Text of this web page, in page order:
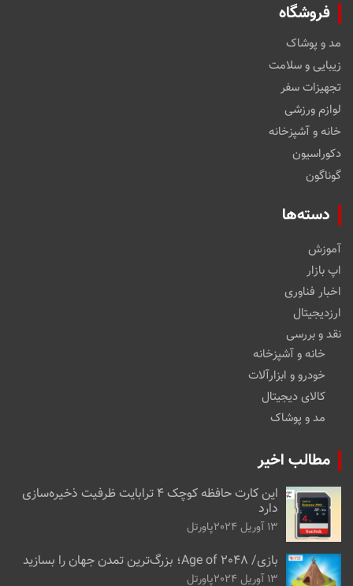
فروشگاه
مد و پوشاک
زیبایی و سلامت
تجهیزات سفر
لوازم ورزشی
خانه و آشپزخانه
دکوراسیون
گوناگون
دسته‌ها
آموزش
اپ بازار
اخبار فناوری
ارزدیجیتال
نقد و بررسی
خانه و آشپزخانه
خودرو و ابزارآلات
کالای دیجیتال
مد و پوشاک
مطالب اخیر
این کارت حافظه کوچک ۴ ترابایت ظرفیت ذخیره‌سازی
دارد
13 آوریل 2024 پاورتل
بازی/ Age of 2048؛ بزرگ‌ترین تمدن جهان را بسازید
13 آوریل 2024 پاورتل